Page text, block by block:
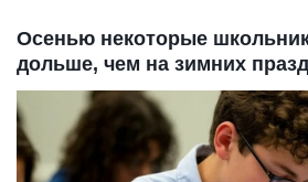
Осенью некоторые
дольше, чем на зимних